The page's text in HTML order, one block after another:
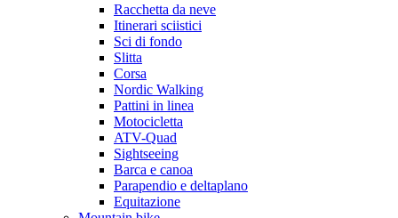
Racchetta da neve
Itinerari sciistici
Sci di fondo
Slitta
Corsa
Nordic Walking
Pattini in linea
Motocicletta
ATV-Quad
Sightseeing
Barca e canoa
Parapendio e deltaplano
Equitazione